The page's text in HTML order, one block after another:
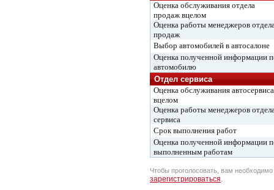
Оценка обслуживания отдела
продаж вцелом
Оценка работы менеджеров
продаж
Выбор автомобилей в автосалоне
Оценка полученной информации
автомобилю
Отдел сервиса
Оценка обслуживания автосервиса
вцелом
Оценка работы менеджеров
сервиса
Срок выполнения работ
Оценка полученной информации
выполненным работам
Чтобы проголосовать, вам необходимо
зарегистрироваться